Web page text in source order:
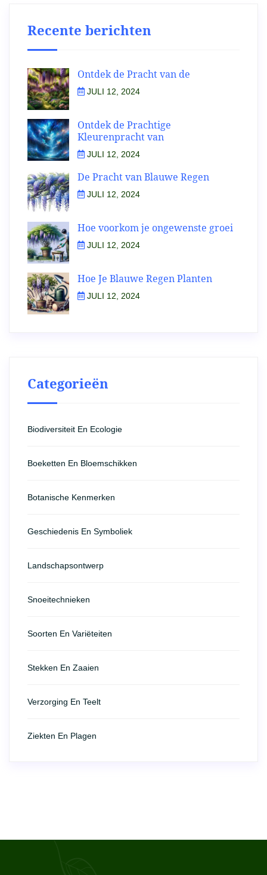
Recente berichten
Ontdek de Pracht van de
JULI 12, 2024
Ontdek de Prachtige
Kleurenpracht van
JULI 12, 2024
De Pracht van Blauwe Regen
JULI 12, 2024
Hoe voorkom je ongewenste groei
JULI 12, 2024
Hoe Je Blauwe Regen Planten
JULI 12, 2024
Categorieën
Biodiversiteit En Ecologie
Boeketten En Bloemschikken
Botanische Kenmerken
Geschiedenis En Symboliek
Landschapsontwerp
Snoeitechnieken
Soorten En Variëteiten
Stekken En Zaaien
Verzorging En Teelt
Ziekten En Plagen